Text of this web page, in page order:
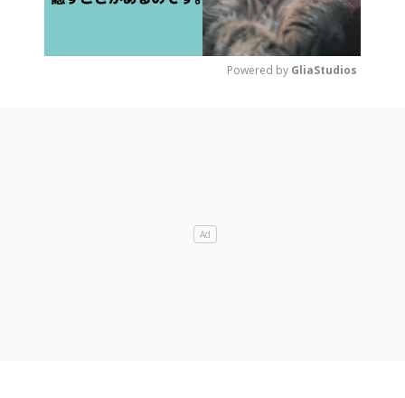
Powered by GliaStudios